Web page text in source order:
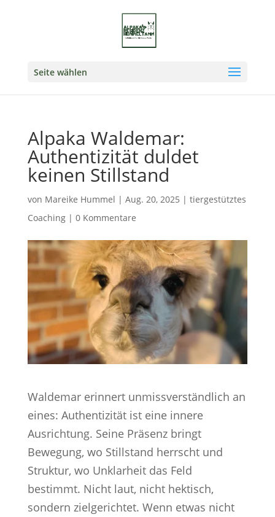
Seite wählen
Alpaka Waldemar:
Authentizität duldet
keinen Stillstand
von Mareike Hummel | Aug. 20, 2025 | tiergestütztes
Coaching| 0 Kommentare
Waldemar erinnert unmissverständlich an
eines: Authentizität ist eine innere
Ausrichtung. Seine Präsenz bringt
Bewegung, wo Stillstand herrscht und
Struktur, wo Unklarheit das Feld
bestimmt. Nicht laut, nicht hektisch,
sondern zielgerichtet. Wenn etwas nicht